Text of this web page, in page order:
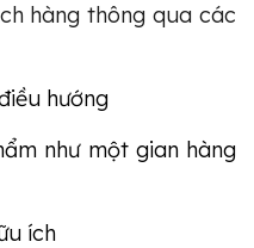
hàng thông qua các
hướng
như một gian hàng
ích